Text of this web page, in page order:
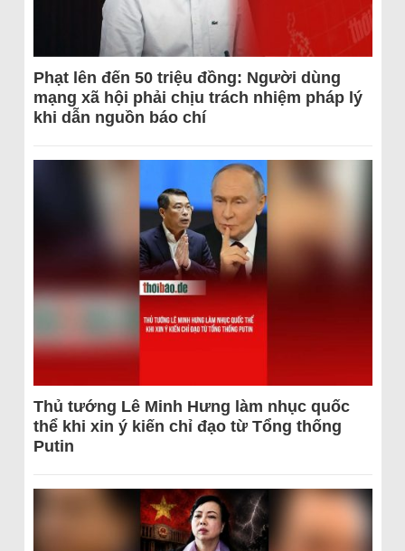
Phạt lên đến 50 triệu đồng: Người dùng
mạng xã hội phải chịu trách nhiệm pháp lý
khi dẫn nguồn báo chí
Thủ tướng Lê Minh Hưng làm nhục quốc
thể khi xin ý kiến chỉ đạo từ Tổng thống
Putin